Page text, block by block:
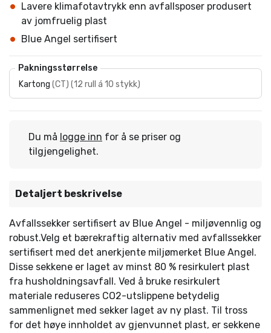
Lavere klimafotavtrykk enn avfallsposer produsert
av jomfruelig plast
Blue Angel sertifisert
Pakningsstørrelse
Kartong (CT) (12 rull á 10 stykk)
Du må logge inn for å se priser og
tilgjengelighet.
Detaljert beskrivelse
Avfallssekker sertifisert av Blue Angel - miljøvennlig og
robust.Velg et bærekraftig alternativ med avfallssekker
sertifisert med det anerkjente miljømerket Blue Angel.
Disse sekkene er laget av minst 80 % resirkulert plast
fra husholdningsavfall. Ved å bruke resirkulert
materiale reduseres CO2-utslippene betydelig
sammenlignet med sekker laget av ny plast. Til tross
for det høye innholdet av gjenvunnet plast, er sekkene